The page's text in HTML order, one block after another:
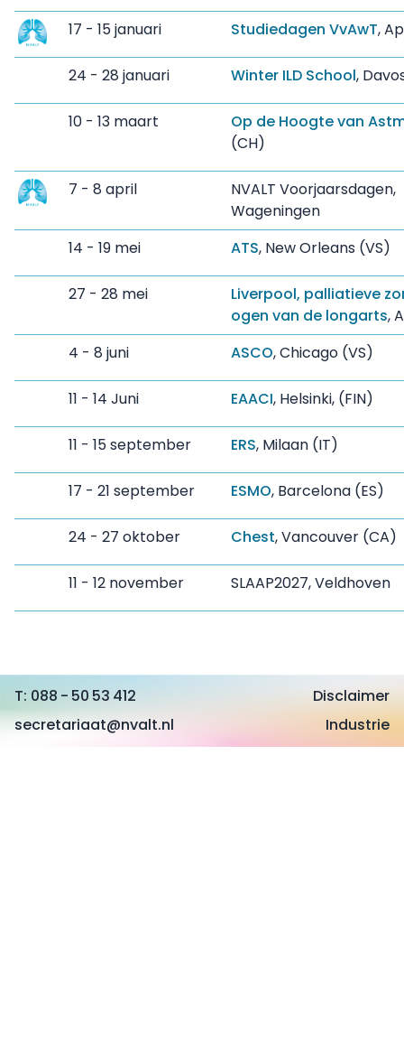
17 - 15 januari Studiedagen VvAwT,
24 - 28 januari Winter ILD School,
10 - 13 maart
Op de Hoogte van
(CH)
7 - 8 april
NVALT Voorjaarsdagen,
Wageningen
14 - 19 mei
ATS, New Orleans (VS)
27 - 28 mei
Liverpool, palliatieve
ogen van de longarts,
4 - 8 juni
ASCO, Chicago (VS)
11 - 14 Juni EAACI, Helsinki, (FIN)
11 - 15 september ERS, Milaan (IT)
17 - 21 september ESMO, Barcelona (ES)
24 - 27 oktober Chest, Vancouver (CA)
11 - 12 november SLAAP2027, Veldhoven
088 - 50 53 412
secretariaat@nvalt.nl
Disclaimer
Industrie